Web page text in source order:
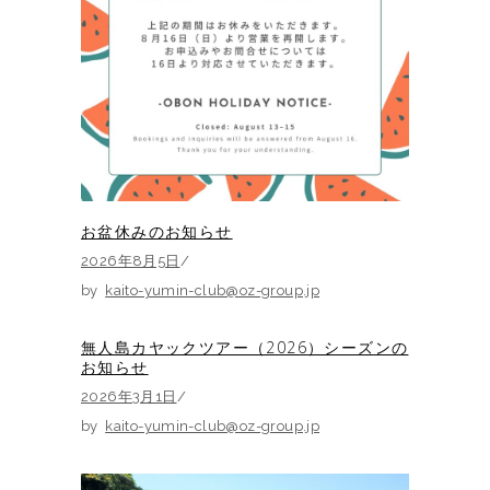
お盆休みのお知らせ
2026年8月5日
by kaito-yumin-club@oz-group.jp
無人島カヤックツアー（2026）シーズンの
お知らせ
2026年3月1日
by kaito-yumin-club@oz-group.jp